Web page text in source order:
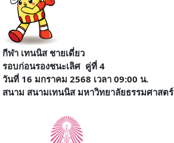
กีฬา เทนนิส ชายเดี่ยว
รอบก่อนรองชนะเลิศคู่ที่ 4
วันที่ 16 มกราคม 2568 เวลา 09:00 น.
สนาม สนามเทนนิส มหาวิทยาลัยธรรมศาสตร์